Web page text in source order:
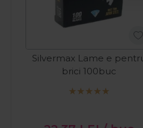
Silvermax Lame e
brici 100buc